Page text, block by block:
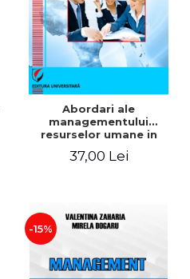
Abordari ale
managementului
resurselor umane in
37,00 Lei
-15%